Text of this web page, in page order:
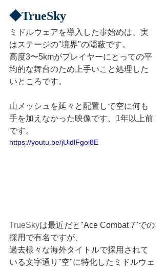
◆TrueSky
ミドルウェアを導入した事始めは、実
はステージの"境界"の隠蔽です。
高度3〜5kmがプレイヤーにとっての平
均的な舞台のため上手いこと処理した
いところです。
山メッシュを延々と配置して空に何も
手を加えなかった映像です、1年以上前
です。
https://youtu.be/jUidlFgoi8E
TrueSkyは最近だと"Ace Combat 7"での
採用で有名ですが、
過去様々な海外タイトルで採用されて
いる文字通り"空"に特化したミドルウェ